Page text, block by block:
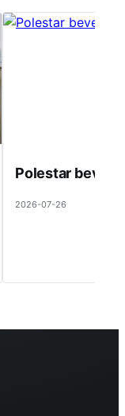
Polestar beveik
2026-07-26